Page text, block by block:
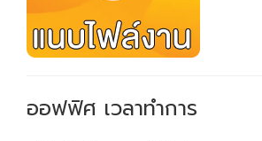
ออฟฟิศ เวลาทำการ